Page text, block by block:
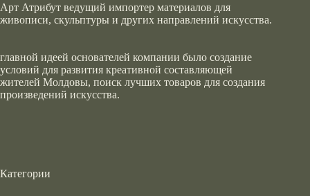
Арт Атрибут ведущий импортер материалов для
живописи, скульптуры и других направлений искусства.
главной идеей основателей компании было создание
условий для развития креативной составляющей
жителей Молдовы, поиск лучших товаров для создания
произведений искусства.
Категории